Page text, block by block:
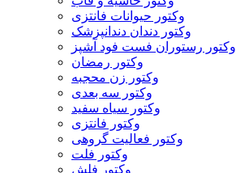
وکتور حیوانات فانتزی
وکتور دندان دندانپزشک
وکتور رستوران فست فود آشپز
وکتور رمضان
وکتور زن محجبه
وکتور سه بعدی
وکتور سیاه سفید
وکتور فانتزی
وکتور فعالیت گروهی
وکتور فلت
وکتور فلش